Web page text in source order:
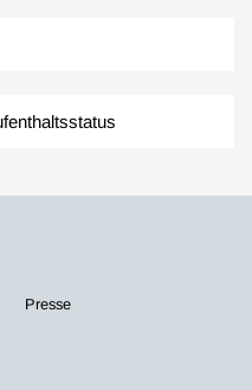
Presse